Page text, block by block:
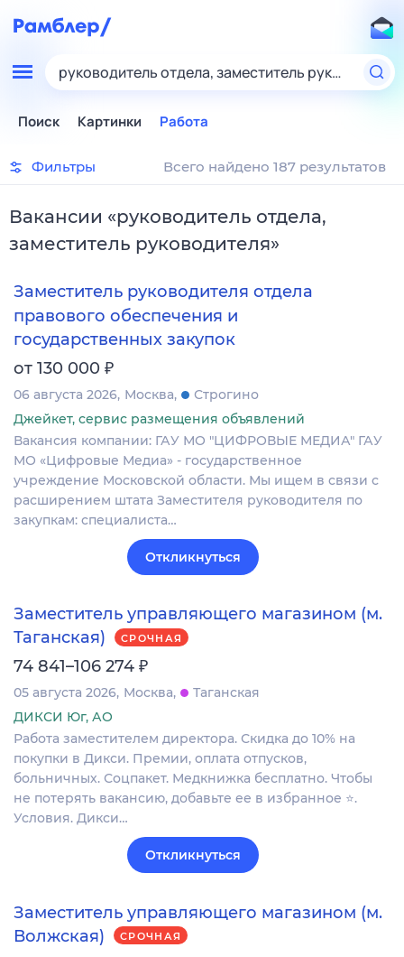
руководитель отдела, заместитель
Поиск Картинки Работа
Фильтры Всего найдено 187 результатов
Вакансии «руководитель отдела,
заместитель руководителя»
Заместитель руководителя отдела
правового обеспечения и
государственных закупок
от 130 000 ₽
06 августа 2026 Москва
Строгино
Джейкет, сервис размещения объявлений
Вакансия компании: ГАУ МО "ЦИФРОВЫЕ МЕДИА" ГАУ
МО «Цифровые Медиа» - государственное
учреждение Московской области. Мы ищем в связи с
расширением штата Заместителя руководителя по
закупкам: специалиста…
Откликнуться
Заместитель управляющего магазином (м.
Таганская)
СРОЧНАЯ
74 841–106 274 ₽
05 августа 2026 Москва
Таганская
ДИКСИ Юг, АО
Работа заместителем директора. Скидка до 10% на
покупки в Дикси. Премии, оплата отпусков,
больничных. Соцпакет. Медкнижка бесплатно. Чтобы
не потерять вакансию, добавьте ее в избранное ⭐.
Условия. Дикси…
Откликнуться
Заместитель управляющего магазином (м.
Волжская)
СРОЧНАЯ